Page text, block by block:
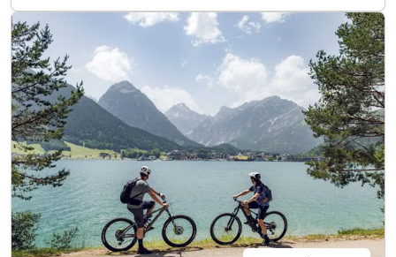
inkl. Ermäßigung Karwendel Bergbahn***
inkl. Nutzung Regio Busse***
Tipp: Brötchenservice auf Bestellung
Tipp: Wanderung durch die Wolfsklamm
Tipp: Wanderung ins Vomper Loch
Tipp: Schwazer Knappensteig
Tipp: Direkt am Karwendel-Naturschutzgebiet
ACHTUNG: Endreinigung & OT nicht inkludiert**
ACHTUNG: Aufpreis 3te & 4te Person*